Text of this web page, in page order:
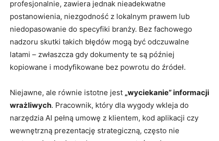
profesjonalnie, zawiera jednak nieadekwatne
postanowienia, niezgodność z lokalnym prawem lub
niedopasowanie do specyfiki branży. Bez fachowego
nadzoru skutki takich błędów mogą być odczuwalne
latami – zwłaszcza gdy dokumenty te są później
kopiowane i modyfikowane bez powrotu do źródeł.
Niejawne, ale równie istotne jest „wyciekanie” informacji
wrażliwych. Pracownik, który dla wygody wkleja do
narzędzia AI pełną umowę z klientem, kod aplikacji czy
wewnętrzną prezentację strategiczną, często nie